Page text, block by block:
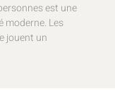
est une
moderne. Les
jouent un